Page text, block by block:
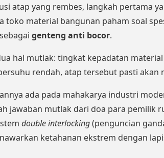
atap yang rembes, langkah pertama
toko material bangunan paham soal
genteng anti bocor.
hal mutlak: tingkat kepadatan
rendah, atap tersebut pasti
ada pada mahakarya industri
jawaban mutlak dari doa para pemilik
double interlocking(penguncian
ketahanan ekstrem dengan